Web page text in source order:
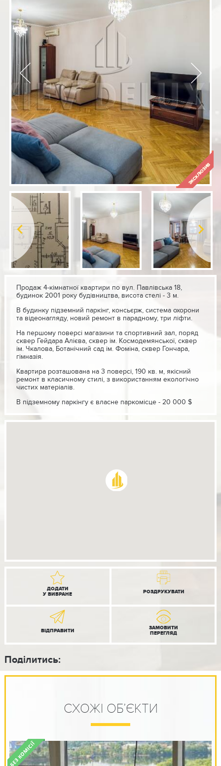
Previous
Продаж 4-кімнатної квартири по вул. Павлівська 18,
будинок 2001 року будівництва, висота стелі - 3 м.
В будинку підземний паркінг, консьєрж, система охорони
та відеонагляду, новий ремонт в парадному, три ліфти.
На першому поверсі магазини та спортивний зал, поряд
сквер Гейдара Алієва, сквер ім. Космодемянської, сквер
ім. Чкалова, Ботанічний сад ім. Фоміна, сквер Гончара,
гімназія.
Квартира розташована на 3 поверсі, 190 кв. м, якісний
ремонт в класичному стилі, з використанням екологічно
чистих матеріалів.
В підземному паркінгу є власне паркомісце - 20 000 $
ДОДАТИ
У ВИБРАНЕ
РОЗДРУКУВАТИ
ВІДПРАВИТИ
ЗАМОВИТИ
ПЕРЕГЛЯД
Поділитись:
СХОЖІ ОБ’ЄКТИ